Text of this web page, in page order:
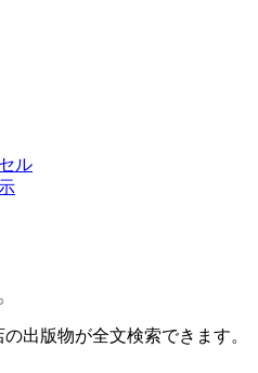
ル
出版物が全文検索できます。